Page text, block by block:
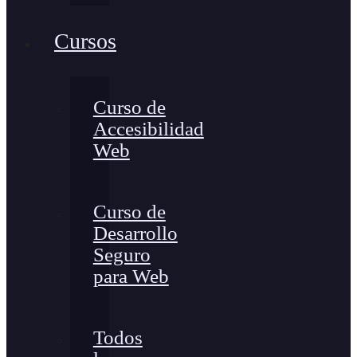
Cursos
Curso de
Accesibilidad
Web
Curso de
Desarrollo
Seguro
para Web
Todos